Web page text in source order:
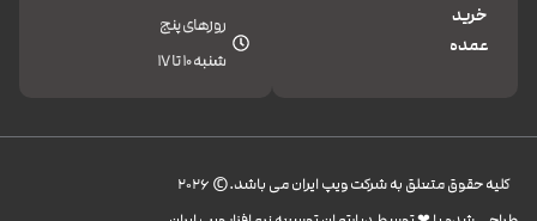
خرید
عمده
روزهای پنج
شنبه 10 تا 17
کليه حقوق متعلق به شرکت ویپ ایران می باشد.© 2026